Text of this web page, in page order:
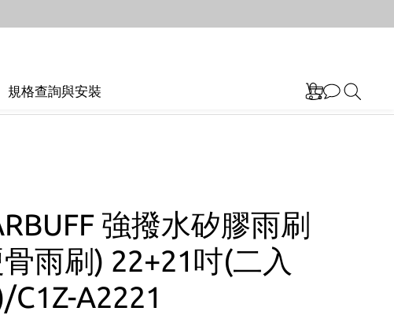
規格查詢與安裝
強撥水矽膠雨刷
雨刷) 22+21吋(二入
C1Z-A2221